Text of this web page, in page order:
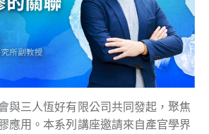
與三人恆好有限公司共同發起，聚焦
應用。本系列講座邀請來自產官學界